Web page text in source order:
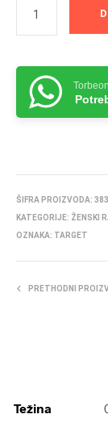
ŠIFRA PROIZVODA:
KATEGORIJE: ŽENSKI
OZNAKA: TARGET
PRETHODNI
Težina